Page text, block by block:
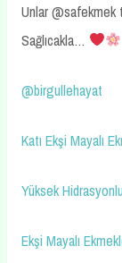
Unlar @safekmek
Sağlıcakla…
@birgullehayat
Katı Ekşi Mayalı
Yüksek
Ekşi Mayalı